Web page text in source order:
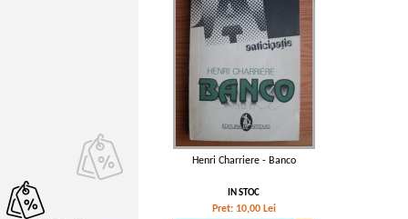
Henri Charriere - Banco
IN STOC
Pret: 10,00 Lei